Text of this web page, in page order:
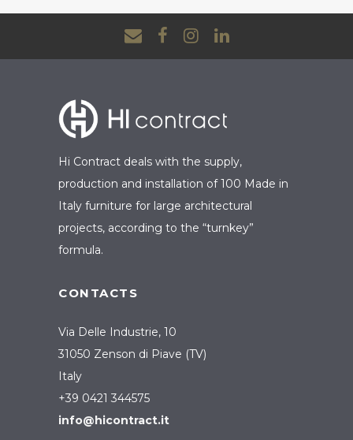
Hi Contract deals with the supply,
production and installation of 100 Made in
Italy furniture for large architectural
projects, according to the “turnkey”
formula.
CONTACTS
Via Delle Industrie, 10
31050 Zenson di Piave (TV)
Italy
+39 0421 344575
info@hicontract.it